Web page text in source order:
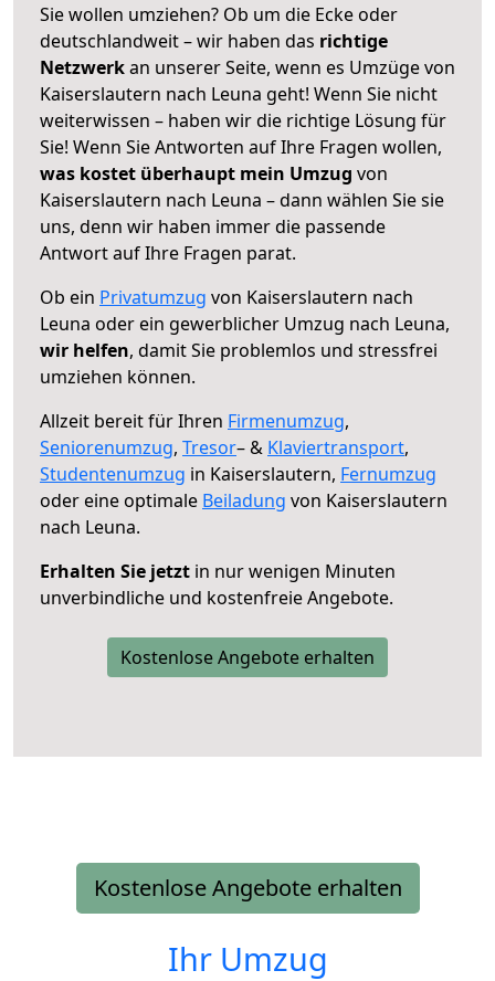
Sie wollen umziehen? Ob um die Ecke oder
deutschlandweit – wir haben das richtige
Netzwerkan unserer Seite, wenn es Umzüge von
Kaiserslautern nach Leuna geht! Wenn Sie nicht
weiterwissen – haben wir die richtige Lösung für
Sie! Wenn Sie Antworten auf Ihre Fragen wollen,
was kostet überhaupt mein Umzug von
Kaiserslautern nach Leuna – dann wählen Sie sie
uns, denn wir haben immer die passende
Antwort auf Ihre Fragen parat.
Ob ein Privatumzug von Kaiserslautern nach
Leuna oder ein gewerblicher Umzug nach Leuna,
wir helfen, damit Sie problemlos und stressfrei
umziehen können.
Allzeit bereit für Ihren Firmenumzug,
Seniorenumzug, Tresor– & Klaviertransport,
Studentenumzug in Kaiserslautern, Fernumzug
oder eine optimale Beiladung von Kaiserslautern
nach Leuna.
Erhalten Sie jetzt in nur wenigen Minuten
unverbindliche und kostenfreie Angebote.
Kostenlose Angebote erhalten
Kostenlose Angebote erhalten
Ihr Umzug